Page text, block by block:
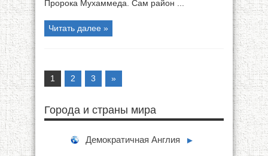
Пророка Мухаммеда. Сам район ...
Читать далее »
1 2 3 »
Города и страны мира
Демократичная Англия ►